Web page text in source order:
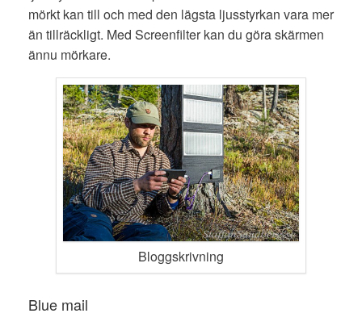
mörkt kan till och med den lägsta ljusstyrkan vara mer
än tillräckligt. Med Screenfilter kan du göra skärmen
ännu mörkare.
Bloggskrivning
Blue mail